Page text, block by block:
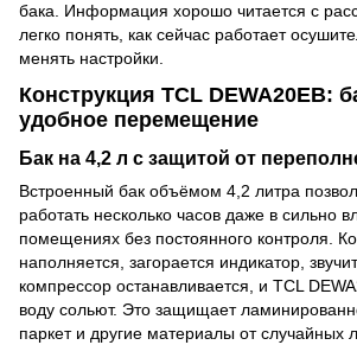
бака. Информация хорошо читается с
легко понять, как сейчас работает
менять настройки.
Конструкция TCL DEWA20EB:
удобное перемещение
Бак на 4,2 л с защитой от
Встроенный бак объёмом 4,2 литра
работать несколько часов даже в сильно
помещениях без постоянного контроля.
наполняется, загорается индикатор,
компрессор останавливается, и TCL
воду сольют. Это защищает
паркет и другие материалы от случайных